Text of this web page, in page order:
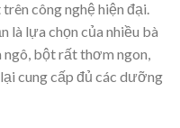
công nghệ hiện đại.
là lựa chọn của nhiều bà
ngô, bột rất thơm ngon,
cung cấp đủ các dưỡng